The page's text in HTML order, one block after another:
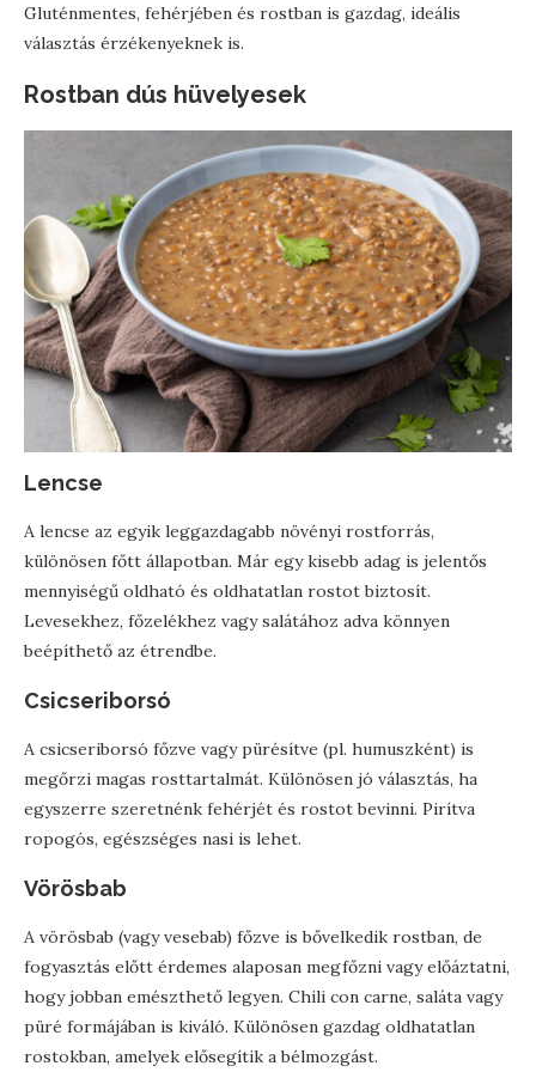
Gluténmentes, fehérjében és rostban is gazdag, ideális
választás érzékenyeknek is.
Rostban dús hüvelyesek
Lencse
A lencse az egyik leggazdagabb növényi rostforrás,
különösen főtt állapotban. Már egy kisebb adag is jelentős
mennyiségű oldható és oldhatatlan rostot biztosít.
Levesekhez, főzelékhez vagy salátához adva könnyen
beépíthető az étrendbe.
Csicseriborsó
A csicseriborsó főzve vagy pürésítve (pl. humuszként) is
megőrzi magas rosttartalmát. Különösen jó választás, ha
egyszerre szeretnénk fehérjét és rostot bevinni. Pirítva
ropogós, egészséges nasi is lehet.
Vörösbab
A vörösbab (vagy vesebab) főzve is bővelkedik rostban, de
fogyasztás előtt érdemes alaposan megfőzni vagy előáztatni,
hogy jobban emészthető legyen. Chili con carne, saláta vagy
püré formájában is kiváló. Különösen gazdag oldhatatlan
rostokban, amelyek elősegítik a bélmozgást.